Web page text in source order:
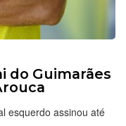
do Guimarães
esquerdo assinou até